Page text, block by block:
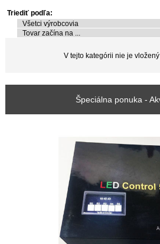
Triediť podľa:
V tejto kategórii nie je vložený
Špeciálna ponuka -